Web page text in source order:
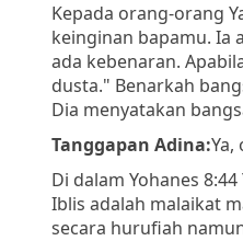
Kepada orang-orang
keinginan bapamu. Ia
ada kebenaran.
dusta." Benarkah
Dia menyatakan
Tanggapan Adina:Ya,
Di dalam Yohanes
Iblis adalah malaikat
secara hurufiah